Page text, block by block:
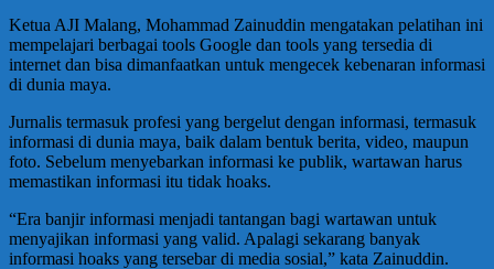
Ketua AJI Malang, Mohammad Zainuddin mengatakan pelatihan ini
mempelajari berbagai tools Google dan tools yang tersedia di
internet dan bisa dimanfaatkan untuk mengecek kebenaran informasi
di dunia maya.
Jurnalis termasuk profesi yang bergelut dengan informasi, termasuk
informasi di dunia maya, baik dalam bentuk berita, video, maupun
foto. Sebelum menyebarkan informasi ke publik, wartawan harus
memastikan informasi itu tidak hoaks.
“Era banjir informasi menjadi tantangan bagi wartawan untuk
menyajikan informasi yang valid. Apalagi sekarang banyak
informasi hoaks yang tersebar di media sosial,” kata Zainuddin.